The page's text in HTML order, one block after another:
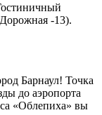
-13).
Барнаул! Точка
до аэропорта
«Облепиха» вы